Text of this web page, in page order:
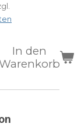
In den
Warenkorb